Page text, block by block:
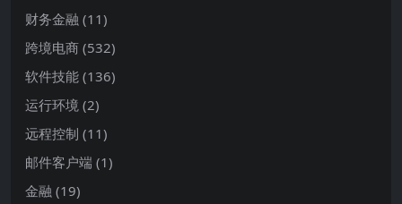
财务金融 (11)
跨境电商 (532)
软件技能 (136)
运行环境 (2)
远程控制 (11)
邮件客户端 (1)
金融 (19)